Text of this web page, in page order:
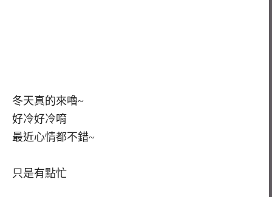
冬天真的來嚕~
好冷好冷唷
最近心情都不錯~
只是有點忙